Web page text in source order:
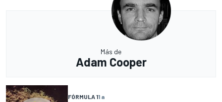
Más de
Adam Cooper
FÓRMULA 11 a